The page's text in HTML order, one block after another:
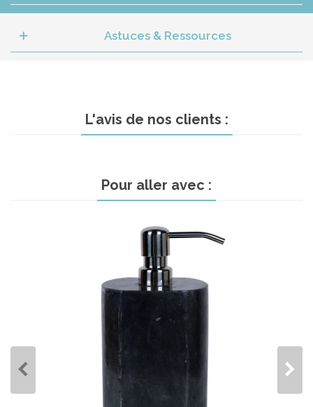
Astuces & Ressources
L'avis de nos clients :
Pour aller avec :